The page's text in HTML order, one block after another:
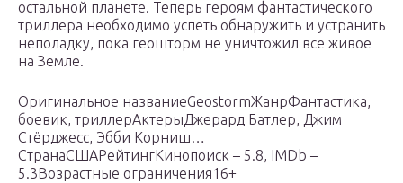
остальной планете. Теперь героям фантастического
триллера необходимо успеть обнаружить и устранить
неполадку, пока геошторм не уничтожил все живое
на Земле.
Оригинальное названиеGeostormЖанрФантастика,
боевик, триллерАктерыДжерард Батлер, Джим
Стёрджесс, Эбби Корниш…
СтранаСШАРейтингКинопоиск – 5.8, IMDb –
5.3Возрастные ограничения16+